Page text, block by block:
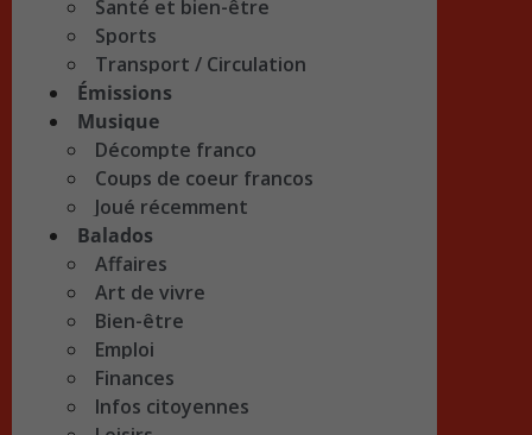
Santé et bien-être
Sports
Transport / Circulation
Émissions
Musique
Décompte franco
Coups de coeur francos
Joué récemment
Balados
Affaires
Art de vivre
Bien-être
Emploi
Finances
Infos citoyennes